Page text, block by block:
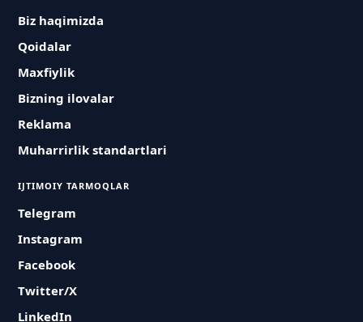
Biz haqimizda
Qoidalar
Maxfiylik
Bizning ilovalar
Reklama
Muharrirlik standartlari
IJTIMOIY TARMOQLAR
Telegram
Instagram
Facebook
Twitter/X
LinkedIn